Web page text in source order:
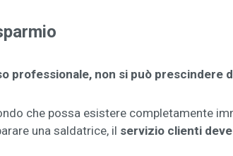
professionale, non si può prescindere
che possa esistere completamente
una saldatrice, il servizio clienti